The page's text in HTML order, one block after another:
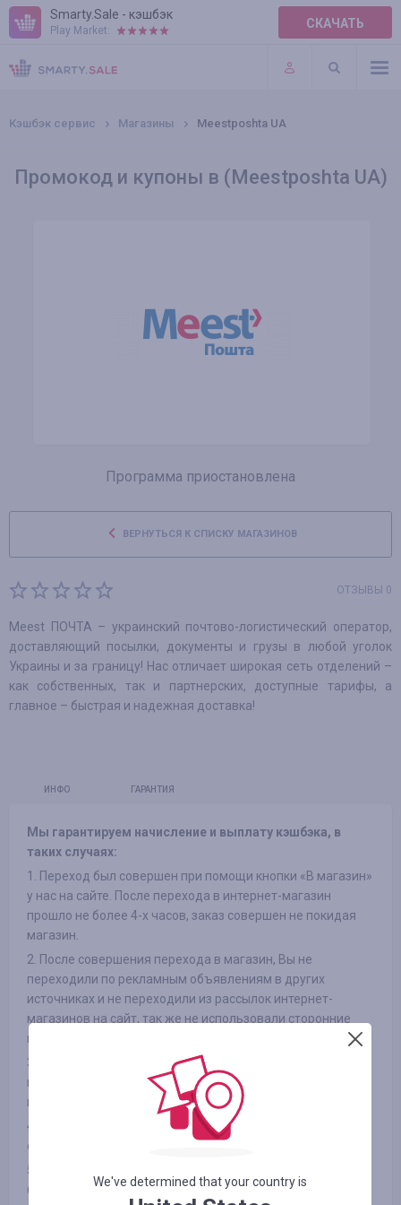
Smarty.Sale - кэшбэк
Play Market: СКАЧАТЬ
ПРАВИЛА
ПЛАГИНЫ
Кэшбэк сервис Магазины Meestposhta UA
Промокод и купоны в (Meestposhta UA)
Программа приостановлена
ВЕРНУТЬСЯ К СПИСКУ МАГАЗИНОВ
ОТЗЫВЫ 0
Meest ПОЧТА – украинский почтово-логистический оператор,
доставляющий посылки, документы и грузы в любой уголок
Украины и за границу! Нас отличает широкая сеть отделений –
как собственных, так и партнерских, доступные тарифы, а
главное – быстрая и надежная доставка!
ИНФО ГАРАНТИЯ
Мы гарантируем начисление и выплату кэшбэка, в
таких случаях:
1. Переход был совершен при помощи кнопки «В магазин»
у нас на сайте. После перехода в интернет-магазин
прошло не более 4-х часов, заказ совершен не покидая
магазин.
2. После совершения перехода в магазин, Вы не
переходили по рекламным объявлениям в других
источниках и не переходили из рассылок интернет-
магазинов на сайт, так же не использовали сторонние
промокоды
3. Выбранный Вами товар участвует в кэшбэке (в
некоторых интернет-магазинах есть разделение на
категории, смотрите вкладку «ИНФОРМАЦИЯ/УСЛОВИЯ» )
4. После оплаты товара Вами в интернет-магазине, Вы не
отказались от товара по каким либо причинам
5. Вы не используете или отключили специальные
блокировщики рекламы, такие как AdBlock и другие
We've determined that your country is